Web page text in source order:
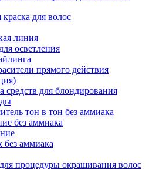
для волос
линия
осветления
прямого действия
для блондирования
тон в тон без аммиака
без аммиака
без аммиака
процедуры окрашивания волос